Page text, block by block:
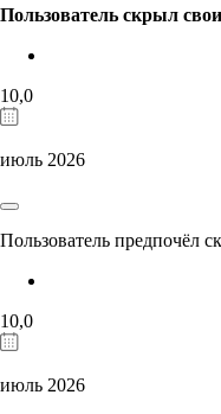
Пользователь скрыл
10,0
июль 2026
Пользователь предпочёл
10,0
июль 2026